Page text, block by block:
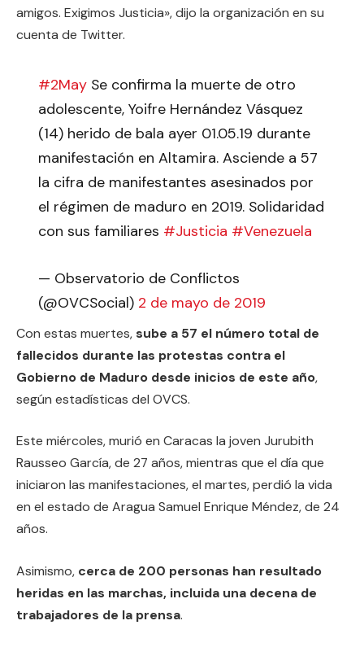
amigos. Exigimos Justicia», dijo la organización en su
cuenta de Twitter.
#2MaySe confirma la muerte de otro
adolescente, Yoifre Hernández Vásquez
(14) herido de bala ayer 01.05.19 durante
manifestación en Altamira. Asciende a 57
la cifra de manifestantes asesinados por
el régimen de maduro en 2019. Solidaridad
con sus familiares #Justicia #Venezuela
— Observatorio de Conflictos
(@OVCSocial) 2 de mayo de 2019
Con estas muertes, sube a 57 el número total de
fallecidos durante las protestas contra el
Gobierno de Maduro desde inicios de este año,
según estadísticas del OVCS.
Este miércoles, murió en Caracas la joven Jurubith
Rausseo García, de 27 años, mientras que el día que
iniciaron las manifestaciones, el martes, perdió la vida
en el estado de Aragua Samuel Enrique Méndez, de 24
años.
Asimismo, cerca de 200 personas han resultado
heridas en las marchas, incluida una decena de
trabajadores de la prensa.